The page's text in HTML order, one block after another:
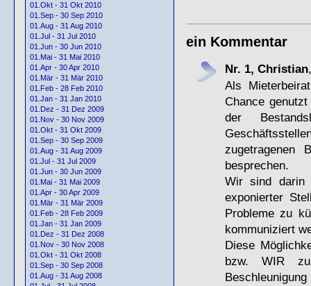
01.Okt - 31 Okt 2010
01.Sep - 30 Sep 2010
01.Aug - 31 Aug 2010
01.Jul - 31 Jul 2010
01.Jun - 30 Jun 2010
01.Mai - 31 Mai 2010
01.Apr - 30 Apr 2010
01.Mär - 31 Mär 2010
01.Feb - 28 Feb 2010
01.Jan - 31 Jan 2010
01.Dez - 31 Dez 2009
01.Nov - 30 Nov 2009
01.Okt - 31 Okt 2009
01.Sep - 30 Sep 2009
01.Aug - 31 Aug 2009
01.Jul - 31 Jul 2009
01.Jun - 30 Jun 2009
01.Mai - 31 Mai 2009
01.Apr - 30 Apr 2009
01.Mär - 31 Mär 2009
01.Feb - 28 Feb 2009
01.Jan - 31 Jan 2009
01.Dez - 31 Dez 2008
01.Nov - 30 Nov 2008
01.Okt - 31 Okt 2008
01.Sep - 30 Sep 2008
01.Aug - 31 Aug 2008
ein Kommentar
Nr. 1, Christian
Als
Chance
der
zugetragenen
besprechen.
Wir sind darin
exponierter
Probleme zu
kommuniziert
Diese
bzw. WIR